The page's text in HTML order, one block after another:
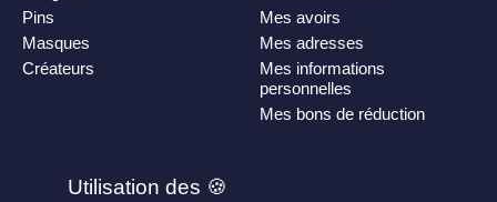
Pins
Masques
Créateurs
Mes avoirs
Mes adresses
Mes informations
personnelles
Mes bons de réduction
PLAN DE SITE